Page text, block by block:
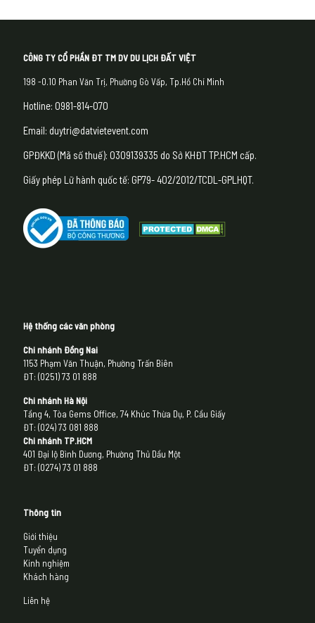
CÔNG TY CỔ PHẦN ĐT TM DV DU LỊCH ĐẤT VIỆT
198 -0.10 Phan Văn Trị, Phường Gò Vấp, Tp.Hồ Chí Minh
Hotline: 0981-814-070
Email: duytri@datvietevent.com
GPĐKKD (Mã số thuế): 0309139335 do Sở KHĐT TP.HCM cấp.
Giấy phép Lữ hành quốc tế: GP79- 402/2012/TCDL-GPLHQT.
Hệ thống các văn phòng
Chi nhánh Đồng Nai
1153 Phạm Văn Thuận, Phường Trấn Biên
ĐT: (0251) 73 01 888
Chi nhánh Hà Nội
Tầng 4, Tòa Gems Office, 74 Khúc Thừa Dụ, P. Cầu Giấy
ĐT: (024) 73 081 888
Chi nhánh TP.HCM
401 Đại lộ Bình Dương, Phường Thủ Dầu Một
ĐT: (0274) 73 01 888
Thông tin
Giới thiệu
Tuyển dụng
Kinh nghiệm
Khách hàng
Liên hệ